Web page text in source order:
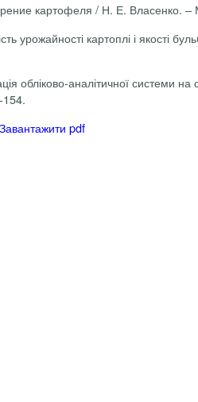
картофеля / Н. Е. Власенко.
урожайності картоплі і якості
обліково-аналітичної системи на
Завантажити pdf